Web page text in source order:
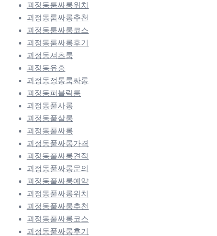
괴정동룸싸롱위치
괴정동룸싸롱추천
괴정동룸싸롱코스
괴정동룸싸롱후기
괴정동셔츠룸
괴정동유흥
괴정동정통룸싸롱
괴정동퍼블릭룸
괴정동풀사롱
괴정동풀살롱
괴정동풀싸롱
괴정동풀싸롱가격
괴정동풀싸롱견적
괴정동풀싸롱문의
괴정동풀싸롱예약
괴정동풀싸롱위치
괴정동풀싸롱추천
괴정동풀싸롱코스
괴정동풀싸롱후기